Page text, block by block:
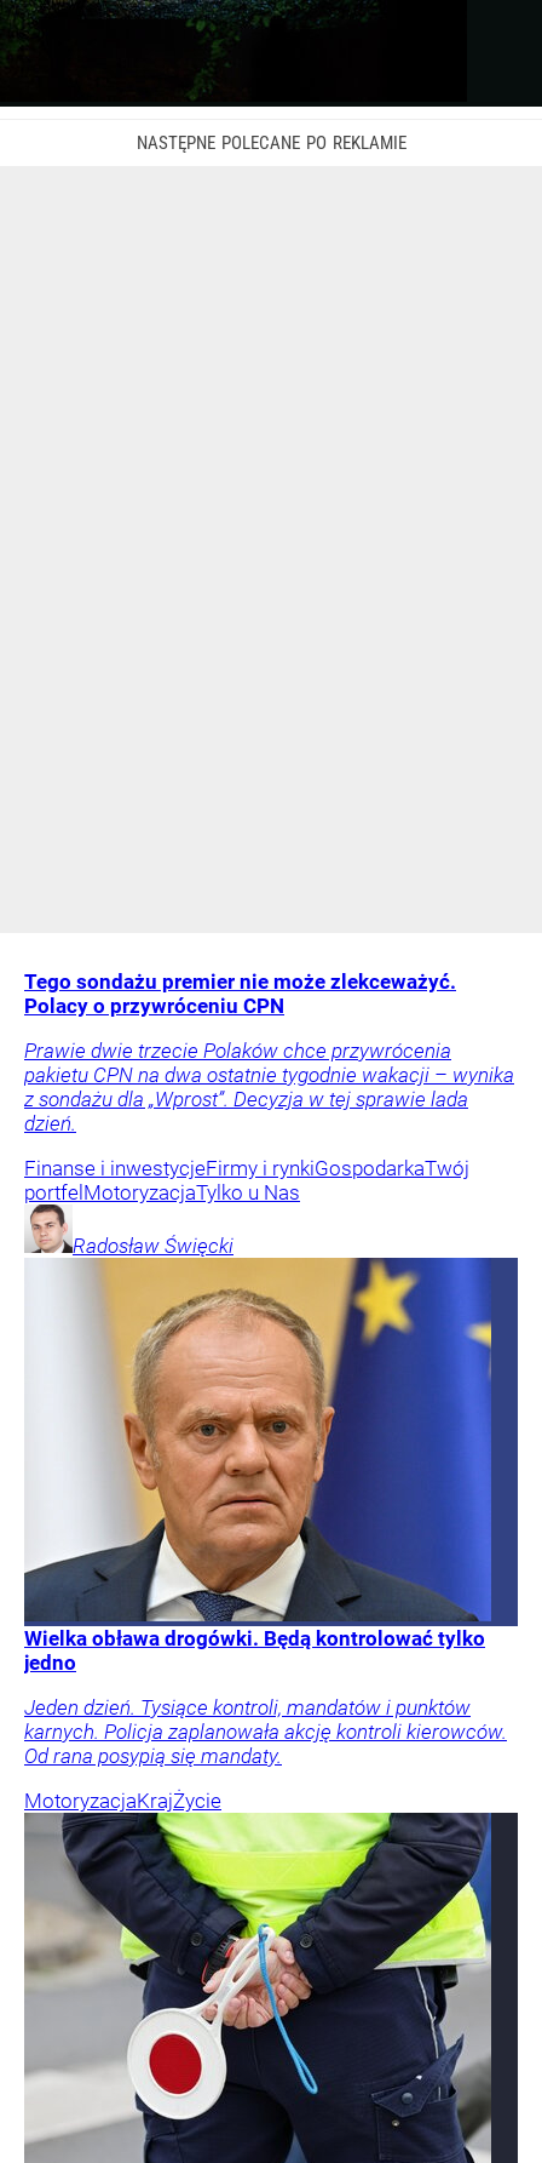
Tego sondażu premier nie może zlekceważyć.
Polacy o przywróceniu CPN
Prawie dwie trzecie Polaków chce przywrócenia
pakietu CPN na dwa ostatnie tygodnie wakacji – wynika
z sondażu dla „Wprost”. Decyzja w tej sprawie lada
dzień.
Finanse i inwestycjeFirmy i rynkiGospodarkaTwój
portfel MotoryzacjaTylko u Nas
Radosław Święcki
Wielka obława drogówki. Będą kontrolować tylko
jedno
Jeden dzień. Tysiące kontroli, mandatów i punktów
karnych. Policja zaplanowała akcję kontroli kierowców.
Od rana posypią się mandaty.
MotoryzacjaKrajŻycie